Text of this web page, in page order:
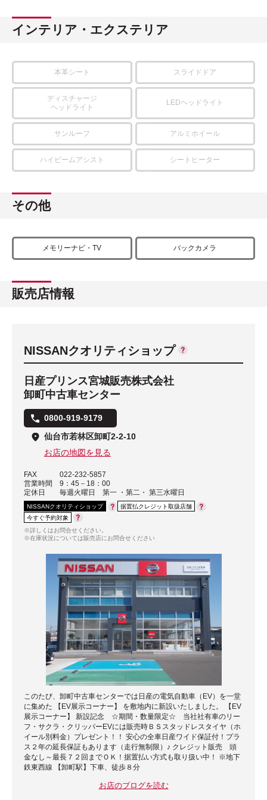
インテリア・エクステリア
本革シート スライドドア
ディスチャージ
ヘッドライト
LEDヘッドライト
サンルーフ アルミホイール
ハイビームアシスト シートヒーター
その他
メモリーナビ・TV バックカメラ
販売店情報
NISSANクオリティショップ
日産プリンス宮城販売株式会社
卸町中古車センター
0800-919-9179
仙台市若林区卸町2-2-10
お店の地図を見る
FAX
022-232-5857
営業時間
9：45－18：00
定休日
毎週火曜日 第一 ・第二・ 第三水曜日
NISSANクオリティショップ
据置払クレジット取扱店舗
今すぐ予約対象
※詳しくはお問合せください。
※在庫状況については販売店にお問合せください
このたび、卸町中古車センターでは日産の電気自動車（EV）を一堂
に集めた 【EV展示コーナー】 を敷地内に新設いたしました。 【EV
展示コーナー】 新設記念 ☆期間・数量限定☆ 当社社有車のリー
フ・サクラ・クリッパーEVには販売時ＢＳスタッドレスタイヤ（ホ
イール別料金）プレゼント！！ 安心の全車日産ワイド保証付！プラ
ス２年の延長保証もあります（走行無制限）♪ クレジット販売 頭
金なし～最長７２回までＯＫ！据置払い方式も取り扱い中！ ※地下
鉄東西線 【卸町駅】下車、徒歩８分
お店のブログを読む